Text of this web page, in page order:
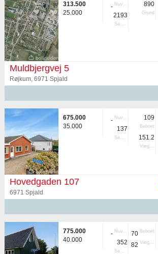
313.500
25.000
- Nuvær.
2193
Samlet
890
Grund
Muldbjergvej 5
Røjkum, 6971 Spjald
675.000
35.000
- Nuvær.
137
Samlet
109
Beboet
151.2
Vægtet
Hovedgaden 107
6971 Spjald
775.000
40.000
- Nuvær.
352
Samlet
70 Beboet
82 Vægtet